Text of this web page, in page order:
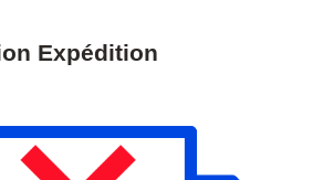
Reprise prévue